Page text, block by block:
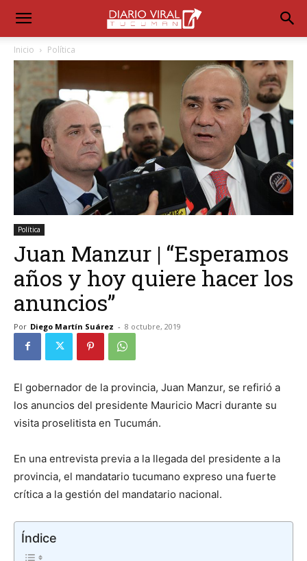
Inicio Política
Política
Juan Manzur | “Esperamos
años y hoy quiere hacer los
anuncios”
Por Diego Martín Suárez - 8 octubre, 2019
El gobernador de la provincia, Juan Manzur, se refirió a
los anuncios del presidente Mauricio Macri durante su
visita proselitista en Tucumán.
En una entrevista previa a la llegada del presidente a la
provincia, el mandatario tucumano expreso una fuerte
crítica a la gestión del mandatario nacional.
Índice